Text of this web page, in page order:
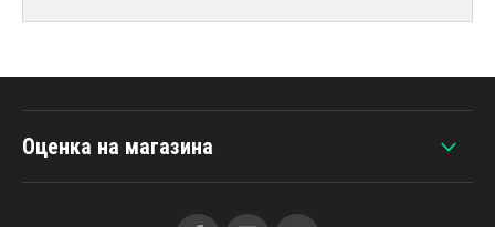
Оценка на магазина